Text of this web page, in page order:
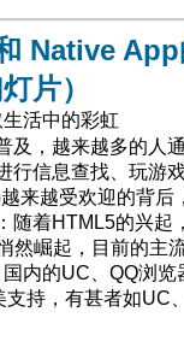
Native App
片）
活中的彩虹
及，越来越多的人
行信息查找、玩游
来越受欢迎的背后
随着HTML5的兴起
然崛起，目前的主
内的UC、QQ浏览
支持，有甚者如UC